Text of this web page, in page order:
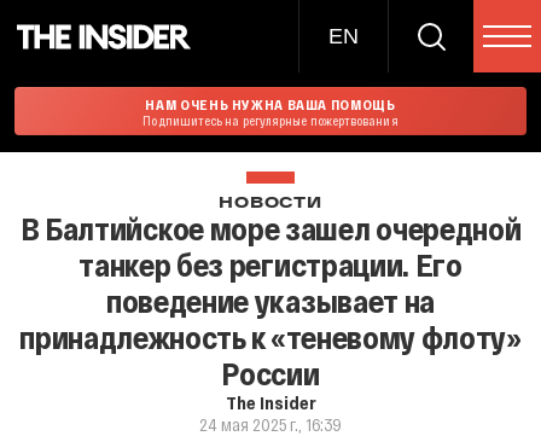
EN
НАМ ОЧЕНЬ НУЖНА ВАША ПОМОЩЬ
Подпишитесь на регулярные пожертвования
НОВОСТИ
В Балтийское море зашел очередной
танкер без регистрации. Его
поведение указывает на
принадлежность к «теневому флоту»
России
The Insider
24 мая 2025 г., 16:39